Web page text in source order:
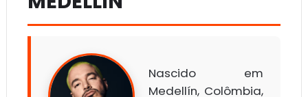
Nascido em
Medellín, Colômbia,